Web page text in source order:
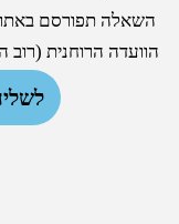
השאלה תפורסם
הוועדה הרוחנית